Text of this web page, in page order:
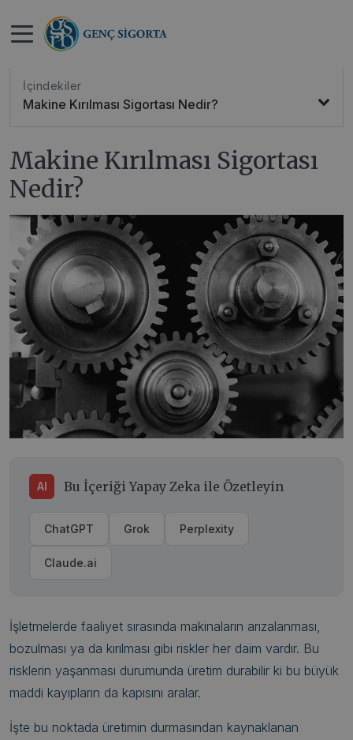
Anasayfa>
İçindekiler
Makine Kırılması Sigortası Nedir?
Makine Kırılması Sigortası
Nedir?
AI Bu İçeriği Yapay Zeka ile Özetleyin
ChatGPT Grok Perplexity
Claude.ai
İşletmelerde faaliyet sırasında makinaların arızalanması,
bozulması ya da kırılması gibi riskler her daim vardır. Bu
risklerin yaşanması durumunda üretim durabilir ki bu büyük
maddi kayıpların da kapısını aralar.
İşte bu noktada üretimin durmasından kaynaklanan